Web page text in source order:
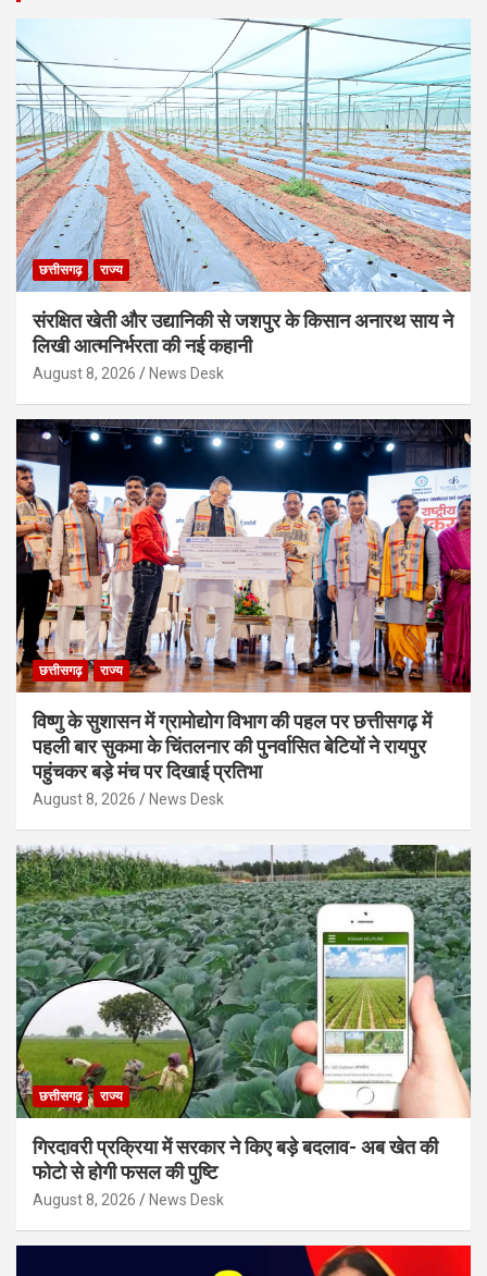
छत्तीसगढ़ राज्य
संरक्षित खेती और उद्यानिकी से जशपुर के किसान अनारथ साय ने
लिखी आत्मनिर्भरता की नई कहानी
August 8, 2026 News Desk
छत्तीसगढ़ राज्य
विष्णु के सुशासन में ग्रामोद्योग विभाग की पहल पर छत्तीसगढ़ में
पहली बार सुकमा के चिंतलनार की पुनर्वासित बेटियों ने रायपुर
पहुंचकर बड़े मंच पर दिखाई प्रतिभा
August 8, 2026 News Desk
छत्तीसगढ़ राज्य
गिरदावरी प्रक्रिया में सरकार ने किए बड़े बदलाव- अब खेत की
फोटो से होगी फसल की पुष्टि
August 8, 2026 News Desk